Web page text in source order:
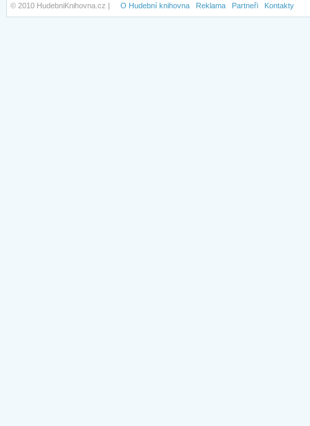
© 2010 HudebniKnihovna.cz | O Hudební knihovna Reklama Partneři Kontakty